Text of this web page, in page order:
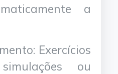
a
Exercícios
ou